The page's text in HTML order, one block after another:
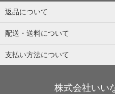
返品について
配送・送料について
支払い方法について
株式会社いい